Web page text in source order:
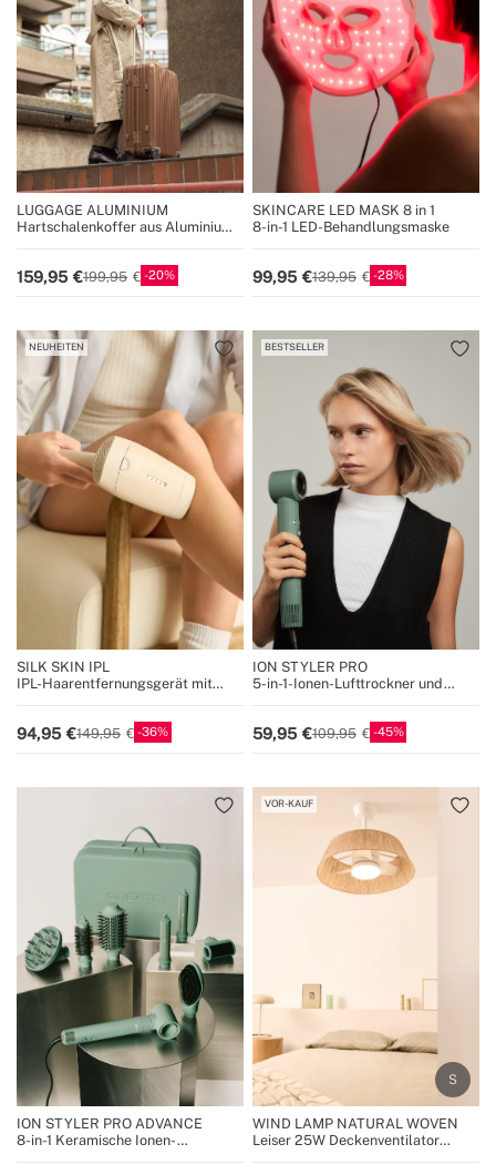
LUGGAGE ALUMINIUM
Hartschalenkoffer aus Aluminium
159,95 199,95 20
SKINCARE LED MASK 8 in 1
8-in-1 LED-Behandlungsmaske
99,95 139,95 28
NEUHEITEN
SILK SKIN IPL
IPL-Haarentfernungsgerät mit
94,95 149,95 36
BESTSELLER
ION STYLER PRO
5-in-1-Ionen-Lufttrockner und
59,95 109,95 45
ION STYLER PRO ADVANCE
8-in-1 Keramische Ionen-
VOR-KAUF
WIND LAMP NATURAL WOVEN
Leiser 25W Deckenventilator